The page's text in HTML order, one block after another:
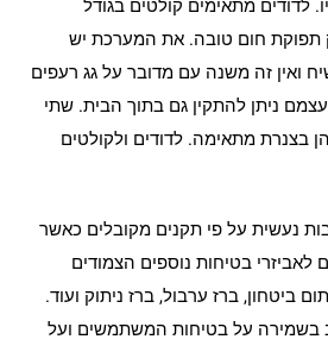
לדודים מתאימים קולטים בגודל
תפוקת חום טובה. את המערכת יש
ואין זה משנה עם מדובר על גג רעפים
ניתן להתקין גם בתוך הבית. שתי
בצנרת מתאימה. לדודים ולקולטים
נעשית על פי תקנים מקובלים כאשר
לאביזרי בטיחות נוספים הצמודים
ביטחון, ברז ערבול, ברז ניתוק ועוד.
בשמירה על בטיחות המשתמשים ועל